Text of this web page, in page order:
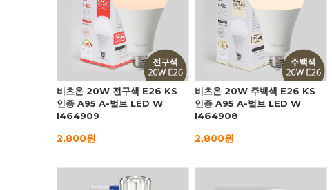
비츠온 20W 전구색 E26 KS
인증 A95 A-벌브 LED W
I464909
2,800원
비츠온 20W 주백색 E26 KS
인증 A95 A-벌브 LED W
I464908
2,800원